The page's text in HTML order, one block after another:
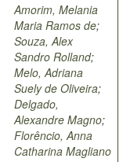
Amorim, Melania
Maria Ramos de;
Souza, Alex
Sandro Rolland;
Melo, Adriana
Suely de Oliveira;
Delgado,
Alexandre Magno;
Florêncio, Anna
Catharina Magliano